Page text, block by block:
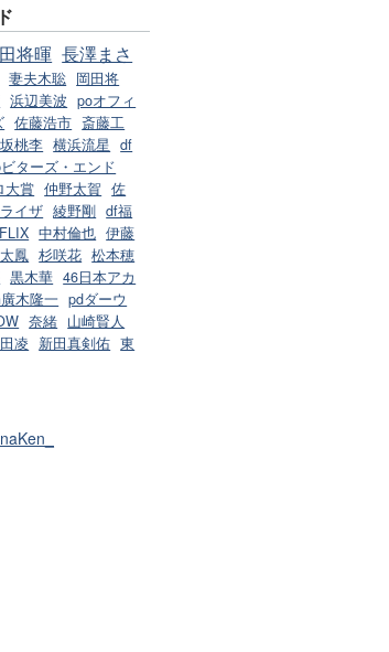
将暉 長澤まさ
妻夫木聡 岡田将
浜辺美波 poオフィ
佐藤浩市 斎藤工
桃李 横浜流星 df
ターズ・エンド
大賞 仲野太賀 佐
イザ 綾野剛 df福
中村倫也 伊藤
鳳 杉咲花 松本穂
黒木華 46日本アカ
木隆一 pdダーウ
奈緒 山崎賢人
凌 新田真剣佑 東